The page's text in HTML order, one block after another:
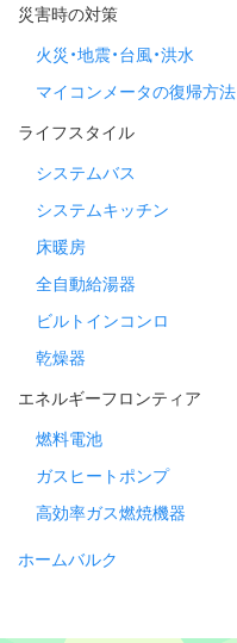
災害時の対策
火災・地震・台風・洪水
マイコンメータの復帰方法
ライフスタイル
システムバス
システムキッチン
床暖房
全自動給湯器
ビルトインコンロ
乾燥器
エネルギーフロンティア
燃料電池
ガスヒートポンプ
高効率ガス燃焼機器
ホームバルク